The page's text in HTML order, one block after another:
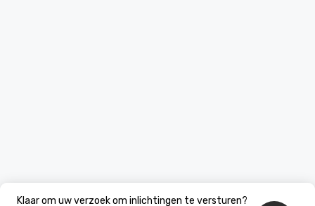
Klaar om uw verzoek om inlichtingen te versturen?